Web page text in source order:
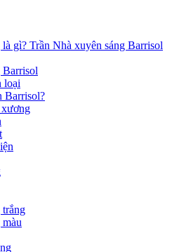
gì? Trần Nhà xuyên sáng Barrisol
Barrisol
loại
Barrisol?
trắng